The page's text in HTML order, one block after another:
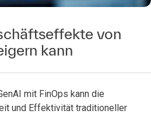
von
kann
mit FinOps kann die
und Effektivität traditioneller